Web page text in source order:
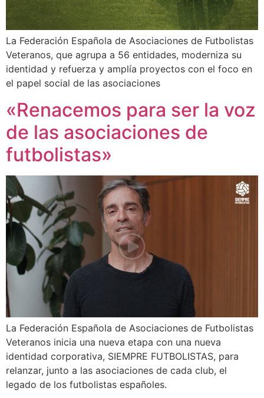
La Federación Española de Asociaciones de Futbolistas
Veteranos, que agrupa a 56 entidades, moderniza su
identidad y refuerza y amplía proyectos con el foco en
el papel social de las asociaciones
«Renacemos para ser la voz
de las asociaciones de
futbolistas»
La Federación Española de Asociaciones de Futbolistas
Veteranos inicia una nueva etapa con una nueva
identidad corporativa, SIEMPRE FUTBOLISTAS, para
relanzar, junto a las asociaciones de cada club, el
legado de los futbolistas españoles.